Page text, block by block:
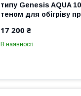
типу Genesis AQUA
теном для обігріву
17 200 ₴
В наявності